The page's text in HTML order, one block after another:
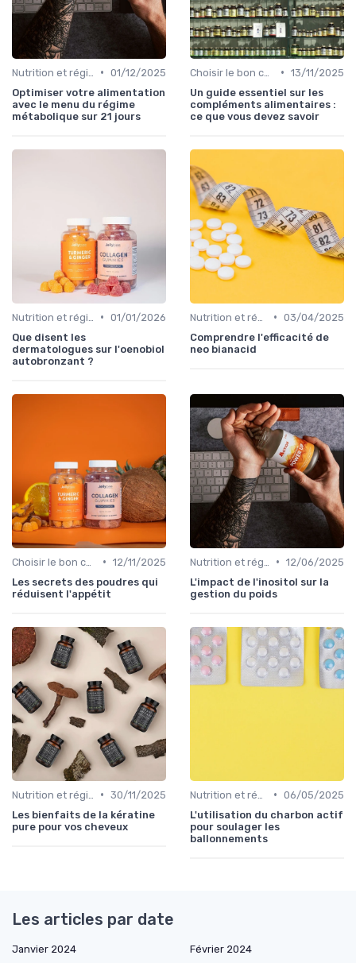
• 01/12/2025
Optimiser votre alimentation
avec le menu du régime
métabolique sur 21 jours
• 13/11/2025
Un guide essentiel sur les
compléments alimentaires :
ce que vous devez savoir
• 01/01/2026
Que disent les
dermatologues sur l'oenobiol
autobronzant ?
• 03/04/2025
Comprendre l'efficacité de
neo bianacid
• 12/11/2025
Les secrets des poudres qui
réduisent l'appétit
• 12/06/2025
L'impact de l'inositol sur la
gestion du poids
• 30/11/2025
Les bienfaits de la kératine
pure pour vos cheveux
• 06/05/2025
L'utilisation du charbon actif
pour soulager les
ballonnements
Les articles par date
Janvier 2024
Février 2024